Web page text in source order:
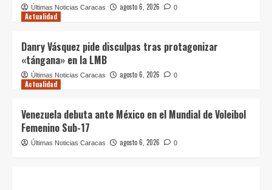
Últimas Noticias Caracas agosto 6, 2026 0
Actualidad
Danry Vásquez pide disculpas tras protagonizar
«tángana» en la LMB
Últimas Noticias Caracas agosto 6, 2026 0
Actualidad
Venezuela debuta ante México en el Mundial de Voleibol
Femenino Sub-17
Últimas Noticias Caracas agosto 6, 2026 0